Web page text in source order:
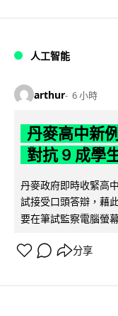
人工智能
arthur 6 小時
丹麥高中新
對抗 9 成學
丹麥政府即時收緊高
試接受口頭答辯，藉
要在筆試監察電腦螢
分享